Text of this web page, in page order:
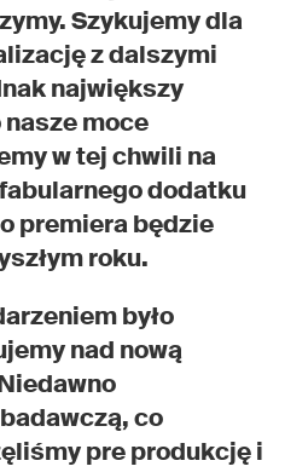
Szykujemy dla
z dalszymi
największy
moce
w tej chwili na
dodatku
premiera będzie
roku.
było
nad nową
co
pre produkcję i